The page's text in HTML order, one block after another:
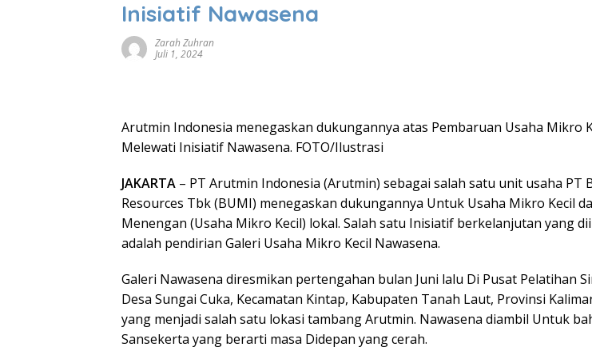
Inisiatif Nawasena
Zarah Zuhran
Juli 1, 2024
Arutmin Indonesia menegaskan dukungannya atas Pembaruan Usaha Mikro
Melewati Inisiatif Nawasena. FOTO/Ilustrasi
JAKARTA – PT Arutmin Indonesia (Arutmin) sebagai salah satu unit usaha PT
Resources Tbk (BUMI) menegaskan dukungannya Untuk Usaha Mikro Kecil
Menengan (Usaha Mikro Kecil) lokal. Salah satu Inisiatif berkelanjutan yang
adalah pendirian Galeri Usaha Mikro Kecil Nawasena.
Galeri Nawasena diresmikan pertengahan bulan Juni lalu Di Pusat Pelatihan
Desa Sungai Cuka, Kecamatan Kintap, Kabupaten Tanah Laut, Provinsi
yang menjadi salah satu lokasi tambang Arutmin. Nawasena diambil Untuk
Sansekerta yang berarti masa Didepan yang cerah.